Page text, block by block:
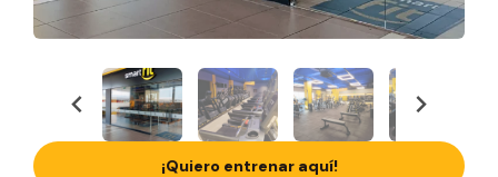
¡Quiero entrenar aquí!